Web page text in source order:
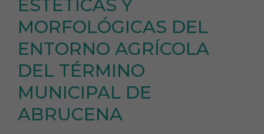
ESTÉTICAS Y
MORFOLÓGICAS DEL
ENTORNO AGRÍCOLA
DEL TÉRMINO
MUNICIPAL DE
ABRUCENA